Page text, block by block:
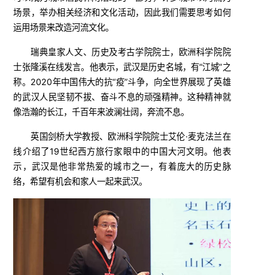
场景，举办相关经济和文化活动，因此我们需要思考如何
运用场景来改造河流文化。
瑞典皇家人文、历史及考古学院院士，欧洲科学院院
士张隆溪在线发言。他表示，武汉是历史名城，有“江城”之
称。2020年中国伟大的抗“疫”斗争，向全世界展现了英雄
的武汉人民坚韧不拔、奋斗不息的顽强精神。这种精神就
像浩瀚的长江，千百年来波澜壮阔，奔流不息。
英国剑桥大学教授、欧洲科学院院士艾伦·麦克法兰在
线介绍了19世纪西方旅行家眼中的中国大河文明。他表
示，武汉是他非常热爱的城市之一，有着庞大的历史脉
络，希望有机会和家人一起来武汉。